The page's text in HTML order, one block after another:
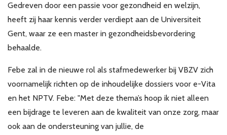
Gedreven door een passie voor gezondheid en welzijn,
heeft zij haar kennis verder verdiept aan de Universiteit
Gent, waar ze een master in gezondheidsbevordering
behaalde.
Febe zal in de nieuwe rol als stafmedewerker bij VBZV zich
voornamelijk richten op de inhoudelijke dossiers voor e-Vita
en het NPTV. Febe: "Met deze thema’s hoop ik niet alleen
een bijdrage te leveren aan de kwaliteit van onze zorg, maar
ook aan de ondersteuning van jullie, de
Dossiers
Nuttige links
Navormingen
Over VBZV
Lid worden